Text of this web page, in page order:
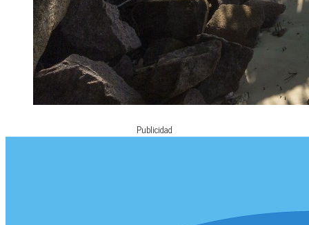
Publicidad